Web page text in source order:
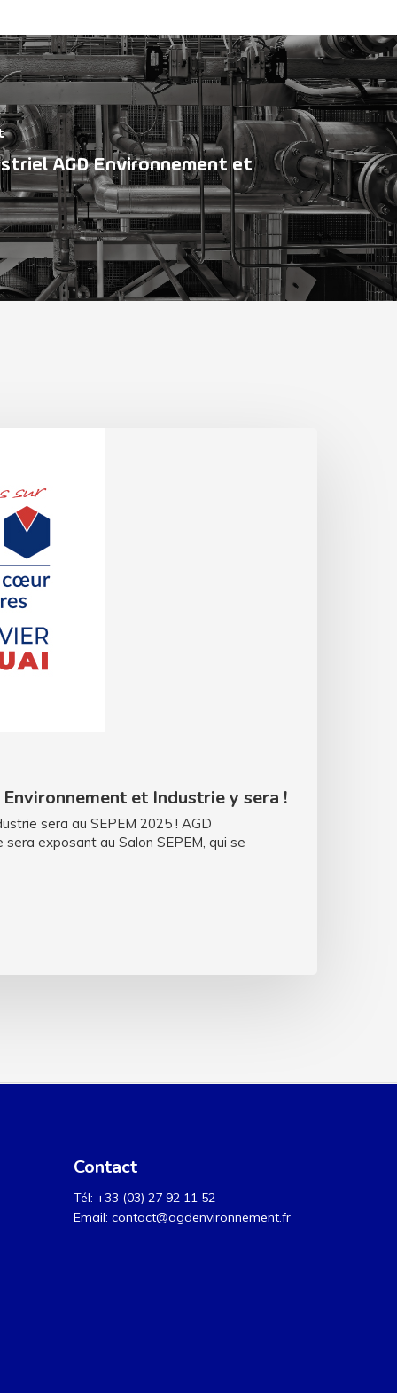
AGD Environnement et
et Industrie y sera !
sera au SEPEM 2025 ! AGD
exposant au Salon SEPEM, qui se
Contact
Tél: +33 (03) 27 92 11 52
Email: contact@agdenvironnement.fr